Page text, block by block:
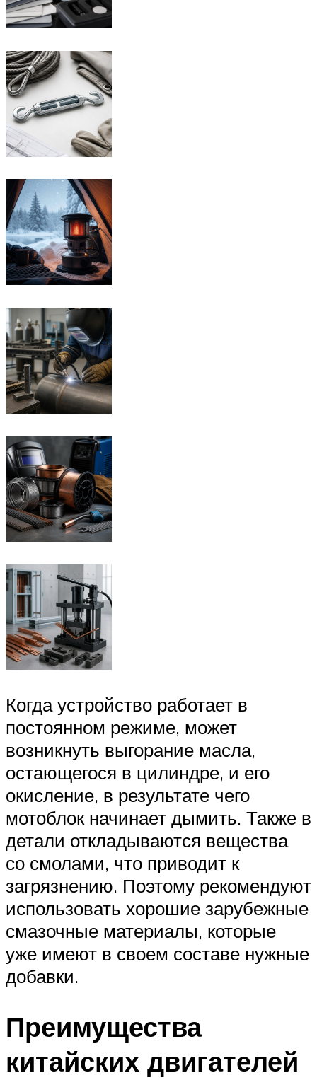
Когда устройство работает в
постоянном режиме, может
возникнуть выгорание масла,
остающегося в цилиндре, и его
окисление, в результате чего
мотоблок начинает дымить. Также в
детали откладываются вещества
со смолами, что приводит к
загрязнению. Поэтому рекомендуют
использовать хорошие зарубежные
смазочные материалы, которые
уже имеют в своем составе нужные
добавки.
Преимущества
китайских двигателей